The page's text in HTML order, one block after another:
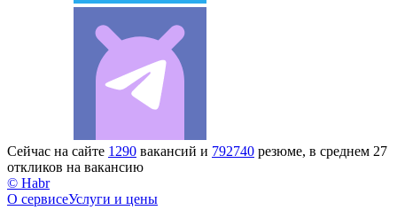
Сейчас на сайте 1290 вакансий и 792740 резюме, в среднем 27
откликов на вакансию
© Habr
О сервисеУслуги и цены